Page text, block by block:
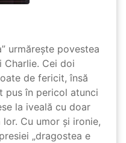
urmărește povestea
Charlie. Cei doi
de fericit, însă
pus în pericol atunci
la iveală cu doar
Cu umor și ironie,
„dragostea e